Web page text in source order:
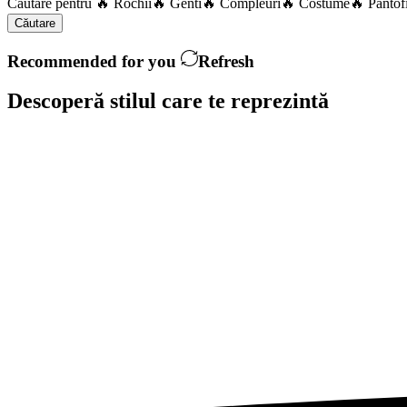
Căutare pentru 🔥 Rochii 🔥 Genti 🔥 Compleuri 🔥 Costume🔥
Căutare
Recommended for you Refresh
Descoperă stilul care te reprezintă